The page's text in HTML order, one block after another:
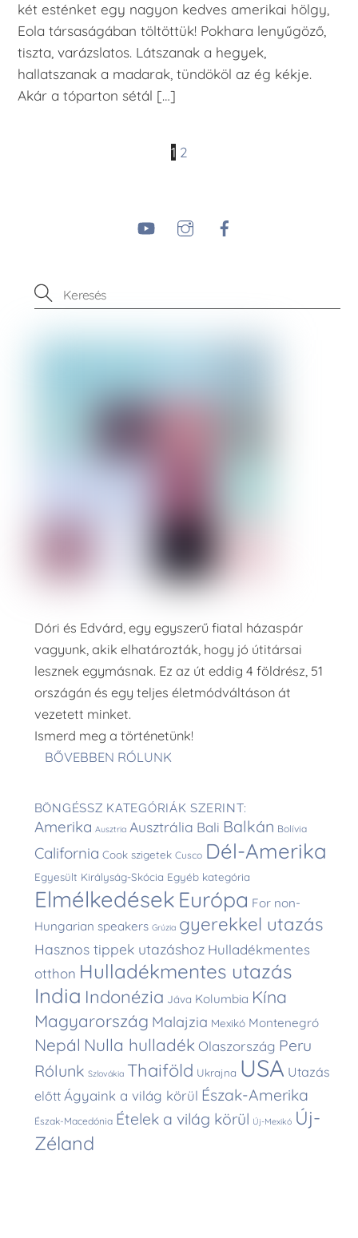
két esténket egy nagyon kedves amerikai hölgy,
Eola társaságában töltöttük! Pokhara lenyűgöző,
tiszta, varázslatos. Látszanak a hegyek,
hallatszanak a madarak, tündököl az ég kékje.
Akár a tóparton sétál […]
1 2
YouTube Instagram
Dóri és Edvárd, egy egyszerű fiatal házaspár
vagyunk, akik elhatározták, hogy jó útitársai
lesznek egymásnak. Ez az út eddig 4 földrész, 51
országán és egy teljes életmódváltáson át
vezetett minket.
Ismerd meg a történetünk!
BŐVEBBEN RÓLUNK
BÖNGÉSSZ KATEGÓRIÁK SZERINT:
Amerika Ausztria Ausztrália Bali Balkán Bolívia
California Cook szigetek Cusco Dél-Amerika
Egyesült Királyság-Skócia Egyéb kategória
Elmélkedések Európa For non-
Hungarian speakers Grúzia gyerekkel utazás
Hasznos tippek utazáshoz Hulladékmentes
otthon Hulladékmentes utazás
India Indonézia Jáva Kolumbia Kína
Magyarország Malajzia Mexikó Montenegró
Nepál Nulla hulladék Olaszország Peru
Rólunk Szlovákia Thaiföld Ukrajna USA Utazás
előtt Ágyaink a világ körül Észak-Amerika
Észak-Macedónia Ételek a világ körül Új-Mexikó Új-
Zéland